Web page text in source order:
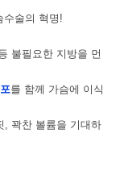
수술의 혁명!
불필요한 지방을 먼
를 함께 가슴에 이식
, 꽉찬 볼륨을 기대하